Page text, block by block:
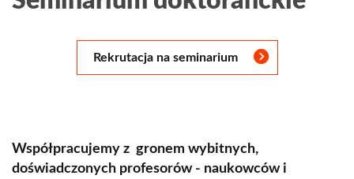
Rekrutacja na seminarium
Współpracujemy z gronem wybitnych,
doświadczonych profesorów - naukowców i